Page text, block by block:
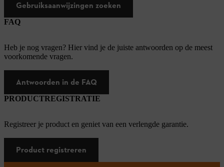
Gebruiksaanwijzingen zoeken
FAQ
Heb je nog vragen? Hier vind je de juiste antwoorden op de meest
voorkomende vragen.
Antwoorden in de FAQ
PRODUCTREGISTRATIE
Registreer je product en geniet van een verlengde garantie.
Product registreren